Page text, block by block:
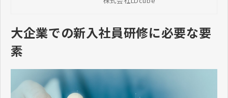
要件や組織内での構築方法、工
大企業での新入社員研修に必要な要
素